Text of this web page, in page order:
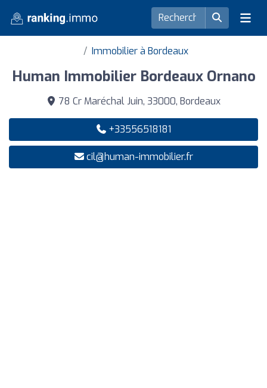
Immobilier à Bordeaux
Human Immobilier Bordeaux Ornano
78 Cr Maréchal Juin, 33000, Bordeaux
+33556518181
cil@human-immobilier.fr